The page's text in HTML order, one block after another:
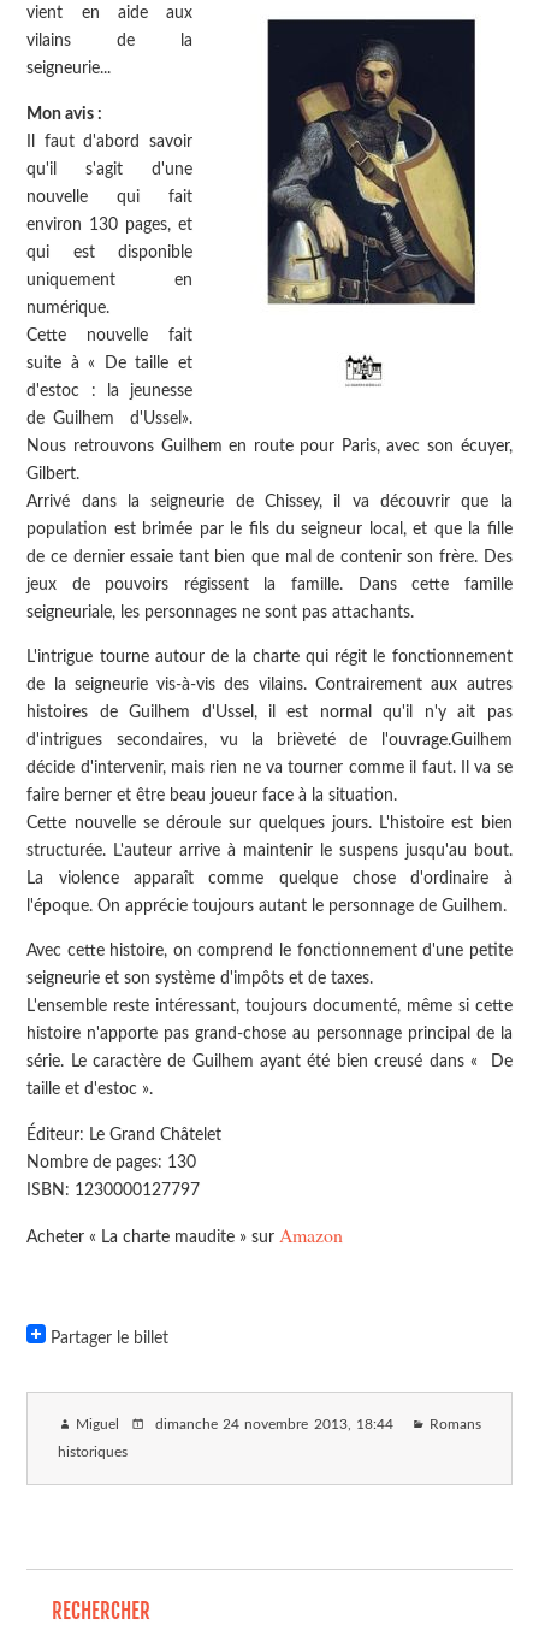
vient en aide aux
vilains de la
seigneurie...
Mon avis :
Il faut d'abord savoir
qu'il s'agit d'une
nouvelle qui fait
environ 130 pages, et
qui est disponible
uniquement en
numérique.
Cette nouvelle fait
suite à « De taille et
d'estoc : la jeunesse
de Guilhem d'Ussel».
Nous retrouvons Guilhem en route pour Paris, avec son écuyer,
Gilbert.
Arrivé dans la seigneurie de Chissey, il va découvrir que la
population est brimée par le fils du seigneur local, et que la fille
de ce dernier essaie tant bien que mal de contenir son frère. Des
jeux de pouvoirs régissent la famille. Dans cette famille
seigneuriale, les personnages ne sont pas attachants.
L'intrigue tourne autour de la charte qui régit le fonctionnement
de la seigneurie vis-à-vis des vilains. Contrairement aux autres
histoires de Guilhem d'Ussel, il est normal qu'il n'y ait pas
d'intrigues secondaires, vu la brièveté de l'ouvrage.Guilhem
décide d'intervenir, mais rien ne va tourner comme il faut. Il va se
faire berner et être beau joueur face à la situation.
Cette nouvelle se déroule sur quelques jours. L'histoire est bien
structurée. L'auteur arrive à maintenir le suspens jusqu'au bout.
La violence apparaît comme quelque chose d'ordinaire à
l'époque. On apprécie toujours autant le personnage de Guilhem.
Avec cette histoire, on comprend le fonctionnement d'une petite
seigneurie et son système d'impôts et de taxes.
L'ensemble reste intéressant, toujours documenté, même si cette
histoire n'apporte pas grand-chose au personnage principal de la
série. Le caractère de Guilhem ayant été bien creusé dans « De
taille et d'estoc ».
Éditeur: Le Grand Châtelet
Nombre de pages: 130
ISBN: 1230000127797
Acheter « La charte maudite » surAmazon
Partager le billet
Miguel dimanche 24 novembre 2013, 18:44 Romans
historiques
RECHERCHER